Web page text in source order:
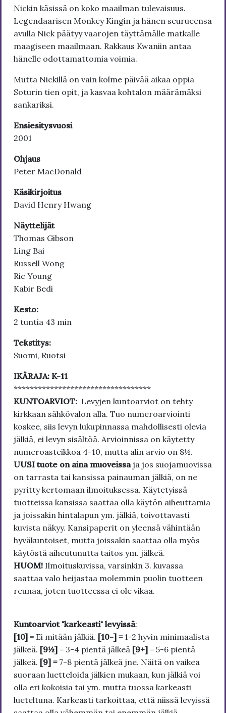
Nickin käsissä on koko maailman tulevaisuus.
Legendaarisen Monkey Kingin ja hänen seurueensa
avulla Nick päätyy vaarojen täyttämälle matkalle
maagiseen maailmaan. Rakkaus Kwaniin antaa
hänelle odottamattomia voimia.
Mutta Nickillä on vain kolme päivää aikaa oppia
Soturin tien opit, ja kasvaa kohtalon määrämäksi
sankariksi.
Ensiesitysvuosi
2001
Ohjaus
Peter MacDonald
Käsikirjoitus
David Henry Hwang
Näyttelijät
Thomas Gibson
Ling Bai
Russell Wong
Ric Young
Kabir Bedi
Kesto:
2 tuntia 43 min
Tekstitys:
Suomi, Ruotsi
IKÄRAJA: K-11
**********************************
KUNTOARVIOT: Levyjen kuntoarviot on tehty
kirkkaan sähkövalon alla. Tuo numeroarviointi
koskee, siis levyn lukupinnassa mahdollisesti olevia
jälkiä, ei levyn sisältöä. Arvioinnissa on käytetty
numeroasteikkoa 4-10, mutta alin arvio on 8½.
UUSI tuote on aina muoveissa ja jos suojamuovissa
on tarrasta tai kansissa painauman jälkiä, on ne
pyritty kertomaan ilmoituksessa. Käytetyissä
tuotteissa kansissa saattaa olla käytön aiheuttamia
ja joissakin hintalapun ym. jälkiä, toivottavasti
kuvista näkyy. Kansipaperit on yleensä vähintään
hyväkuntoiset, mutta joissakin saattaa olla myös
käytöstä aiheutunutta taitos ym. jälkeä.
HUOM! Ilmoituskuvissa, varsinkin 3. kuvassa
saattaa valo heijastaa molemmin puolin tuotteen
reunaa, joten tuotteessa ei ole vikaa.
Kuntoarviot "karkeasti" levyissä:
[10] = Ei mitään jälkiä. [10-] = 1-2 hyvin minimaalista
jälkeä. [9½] = 3-4 pientä jälkeä [9+] = 5-6 pientä
jälkeä. [9] = 7-8 pientä jälkeä jne. Näitä on vaikea
suoraan luetteloida jälkien mukaan, kun jälkiä voi
olla eri kokoisia tai ym. mutta tuossa karkeasti
lueteltuna. Karkeasti tarkoittaa, että niissä levyissä